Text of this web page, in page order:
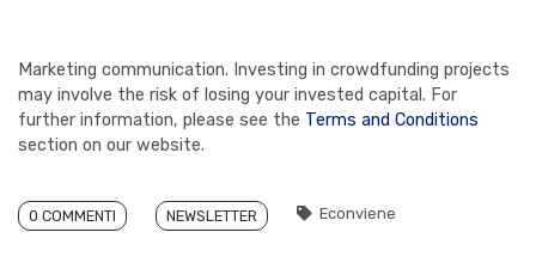
Marketing communication. Investing in crowdfunding projects
may involve the risk of losing your invested capital. For
further information, please see the Terms and Conditions
section on our website.
0 COMMENTI NEWSLETTER Econviene